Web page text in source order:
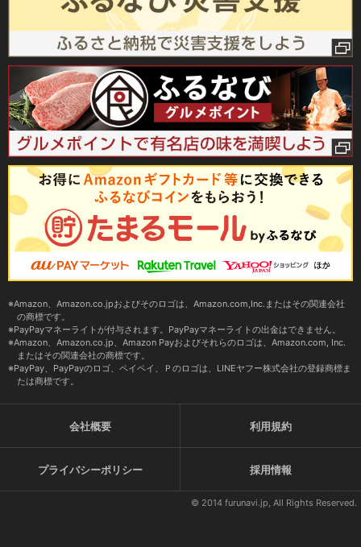
Amazon、Amazon.co.jpおよびそのロゴは、Amazon.com,Inc.またはその関連会社
の商標です。
PayPayマネーライトが付与されます。PayPayマネーライトの出金はできません。
Amazon、Amazon.co.jp、Amazon Payおよびそれらのロゴは、Amazon.com, Inc.
またはその関連会社の商標です。
PayPay、PayPayのロゴ、ペイペイ、Ｐのロゴは、LINEヤフー株式会社の登録商標ま
たは商標です。
会社概要 利用規約
プライバシーポリシー 採用情報
© 2014 furunavi.jp, All Rights Reserved.